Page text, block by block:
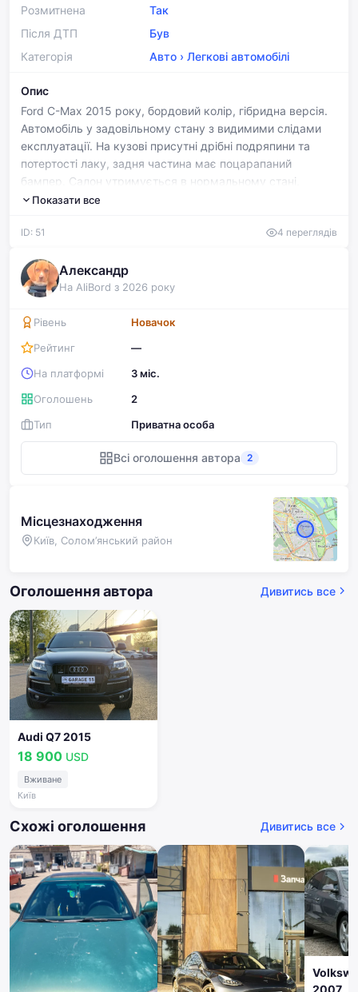
Розмитнена
Так
Після ДТП
Був
Категорія
Авто › Легкові автомобілі
Опис
Ford C-Max 2015 року, бордовий колір, гібридна версія.
Автомобіль у задовільному стану з видимими слідами
експлуатації. На кузові присутні дрібні подряпини та
потертості лаку, задня частина має поцарапаний
бампер. Салон утримується в нормальному стані,
передбачений мультимедійний центр з сенсорним
економічність при експлуатації в місті та на трасі.
Показати все
ID: 51 4 переглядів
Александр
На AliBord з 2026 року
Рівень
Новачок
Рейтинг
—
На платформі
3 міс.
Оголошень
2
Тип
Приватна особа
Всі оголошення автора 2
Місцезнаходження
Київ, Солом’янський район
Оголошення автора Дивитись все
Audi Q7 2015
18 900 USD
Вживане
Київ
Схожі оголошення Дивитись все
2007